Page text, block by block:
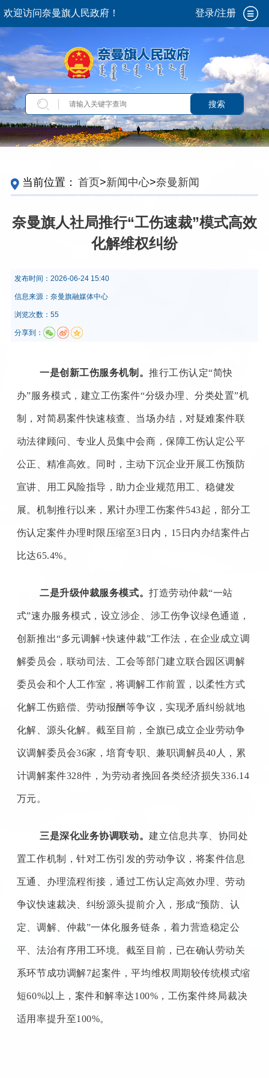
欢迎访问奈曼旗人民政府！ 登录/注册
搜索
当前位置： 首页>新闻中心>奈曼新闻
奈曼旗人社局推行“工伤速裁”模式高效
化解维权纠纷
发布时间： 2026-06-24 15:40
信息来源： 奈曼旗融媒体中心
浏览次数：55
分享到：
一是创新工伤服务机制。推行工伤认定“简快
办”服务模式，建立工伤案件“分级办理、分类处置”机
制，对简易案件快速核查、当场办结，对疑难案件联
动法律顾问、专业人员集中会商，保障工伤认定公平
公正、精准高效。同时，主动下沉企业开展工伤预防
宣讲、用工风险指导，助力企业规范用工、稳健发
展。机制推行以来，累计办理工伤案件543起，部分工
伤认定案件办理时限压缩至3日内，15日内办结案件占
比达65.4%。
二是升级仲裁服务模式。打造劳动仲裁“一站
式”速办服务模式，设立涉企、涉工伤争议绿色通道，
创新推出“多元调解+快速仲裁”工作法，在企业成立调
解委员会，联动司法、工会等部门建立联合园区调解
委员会和个人工作室，将调解工作前置，以柔性方式
化解工伤赔偿、劳动报酬等争议，实现矛盾纠纷就地
化解、源头化解。截至目前，全旗已成立企业劳动争
议调解委员会36家，培育专职、兼职调解员40人，累
计调解案件328件，为劳动者挽回各类经济损失336.14
万元。
三是深化业务协调联动。建立信息共享、协同处
置工作机制，针对工伤引发的劳动争议，将案件信息
互通、办理流程衔接，通过工伤认定高效办理、劳动
争议快速裁决、纠纷源头提前介入，形成“预防、认
定、调解、仲裁”一体化服务链条，着力营造稳定公
平、法治有序用工环境。截至目前，已在确认劳动关
系环节成功调解7起案件，平均维权周期较传统模式缩
短60%以上，案件和解率达100%，工伤案件终局裁决
适用率提升至100%。